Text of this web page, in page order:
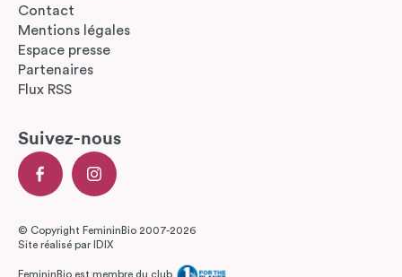
Contact
Mentions légales
Espace presse
Partenaires
Flux RSS
Suivez-nous
© Copyright FemininBio 2007-2026
Site réalisé par
IDIX
FemininBio est membre du club